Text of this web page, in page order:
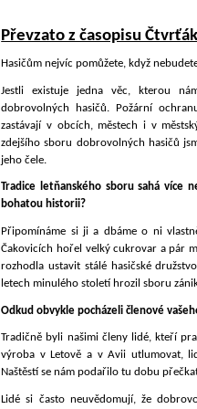
Převzato z časopisu
Hasičům nejvíc pomůžete, když
Jestli existuje jedna věc, kterou
dobrovolných hasičů. Požární
zastávají v obcích, městech i v
zdejšího sboru dobrovolných hasičů
jeho čele.
Tradice letňanského sboru sahá více
bohatou historii?
Připomínáme si ji a dbáme o ni
Čakovicích hořel velký cukrovar a pár
rozhodla ustavit stálé hasičské
letech minulého století hrozil sboru
Odkud obvykle pocházeli členové
Tradičně byli našimi členy lidé, kteří
výroba v Letově a v Avii utlumovat,
Naštěstí se nám podařilo tu dobu
Lidé si často neuvědomují, že